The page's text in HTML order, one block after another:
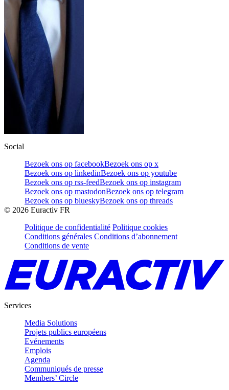
Social
Bezoek ons op facebookBezoek ons op x
Bezoek ons op linkedinBezoek ons op youtube
Bezoek ons op rss-feedBezoek ons op instagram
Bezoek ons op mastodonBezoek ons op telegram
Bezoek ons op blueskyBezoek ons op threads
© 2026 Euractiv FR
Politique de confidentialité Politique cookies
Conditions générales Conditions d’abonnement
Conditions de vente
Services
Media Solutions
Projets publics européens
Evénements
Emplois
Agenda
Communiqués de presse
Members’ Circle